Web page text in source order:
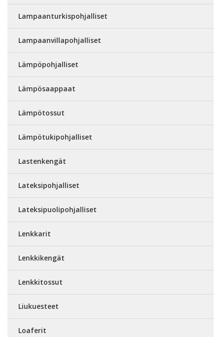
Lampaanturkispohjalliset
Lampaanvillapohjalliset
Lämpöpohjalliset
Lämpösaappaat
Lämpötossut
Lämpötukipohjalliset
Lastenkengät
Lateksipohjalliset
Lateksipuolipohjalliset
Lenkkarit
Lenkkikengät
Lenkkitossut
Liukuesteet
Loaferit